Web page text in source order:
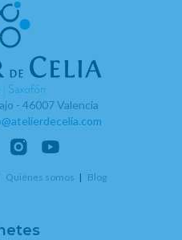
- 46007 Valencia
Quiénes somos Blog